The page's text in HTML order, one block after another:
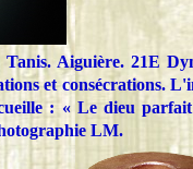
Tanis. Aiguière. 21E
et consécrations.
: « Le dieu
LM.